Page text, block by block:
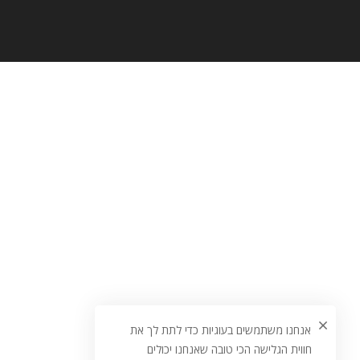
אנחנו משתמשים בעוגיות כדי לתת לך את
חווית הגלישה הכי טובה שאנחנו יכולים